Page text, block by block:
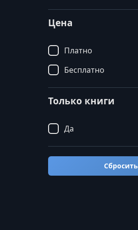
Цена
Платно
Бесплатно
Только книги
Да
Сбросить